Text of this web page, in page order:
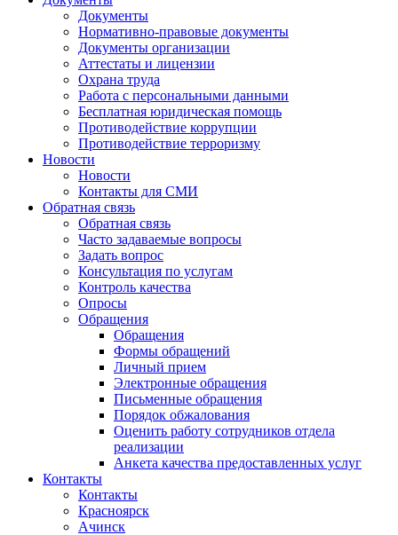
Документы
Нормативно-правовые документы
Документы организации
Аттестаты и лицензии
Охрана труда
Работа с персональными данными
Бесплатная юридическая помощь
Противодействие коррупции
Противодействие терроризму
Новости
Новости
Контакты для СМИ
Обратная связь
Обратная связь
Часто задаваемые вопросы
Задать вопрос
Консультация по услугам
Контроль качества
Опросы
Обращения
Обращения
Формы обращений
Личный прием
Электронные обращения
Письменные обращения
Порядок обжалования
Оценить работу сотрудников отдела
реализации
Анкета качества предоставленных услуг
Контакты
Контакты
Красноярск
Ачинск